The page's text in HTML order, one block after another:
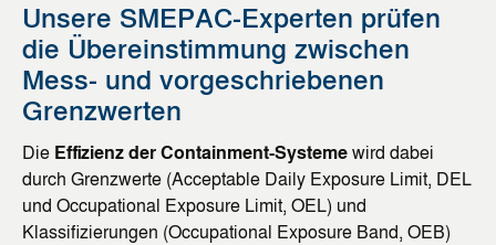
Unsere SMEPAC-Experten prüfen
die Übereinstimmung zwischen
Mess- und vorgeschriebenen
Grenzwerten
Die Effizienz der Containment-Systeme wird dabei
durch Grenzwerte (Acceptable Daily Exposure Limit, DEL
und Occupational Exposure Limit, OEL) und
Klassifizierungen (Occupational Exposure Band, OEB)